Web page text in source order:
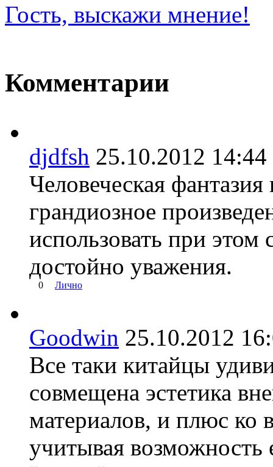
Гость, выскажи мнение!
Комментарии
djdfsh 25.10.2012
Человеческая
грандиозное
использовать при
достойно уважения.
0 Лично
Goodwin 25.10.2012
Все таки китайцы
совмещена эстетика
материалов, и плюс ко
учитывая